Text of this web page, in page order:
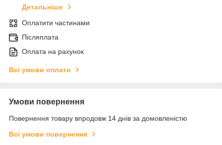
Детальніше
Оплатити частинами
Післяплата
Оплата на рахунок
Всі умови оплати
Умови повернення
Повернення товару впродовж 14 днів за домовленістю
Всі умови повернення